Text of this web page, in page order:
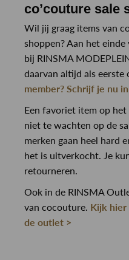
co’couture sale
Wil jij graag items van
shoppen? Aan het
bij RINSMA
daarvan altijd als eerste
member? Schrijf je nu
Een favoriet item op
niet te wachten op de
merken gaan heel hard
het is uitverkocht. Je
retourneren.
Ook in de RINSMA
van cocouture. Kijk hier
de outlet >